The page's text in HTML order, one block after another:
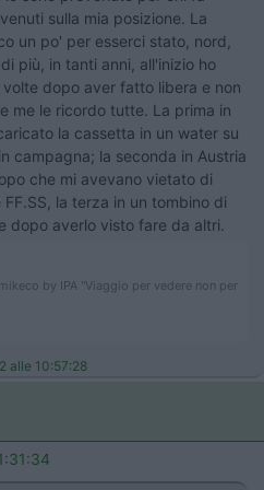
sulla mia posizione. La
un po' per esserci stato, nord,
più, in tanti anni, all'inizio ho
dopo aver fatto libera e non
me le ricordo tutte. La prima in
la cassetta in un water su
campagna; la seconda in Austria
che mi avevano vietato di
la terza in un tombino di
dopo averlo visto fare da altri.
by IPA "Viaggio per vedere non per
alle 10:57:28